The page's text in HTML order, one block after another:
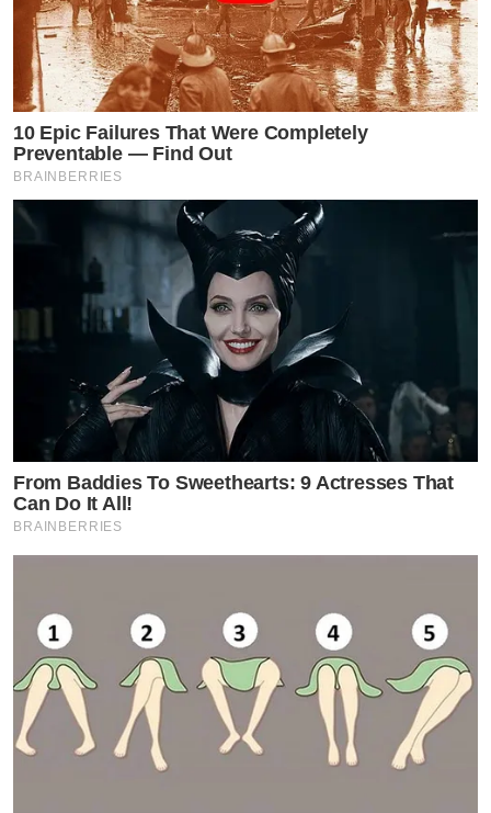
10 Epic Failures That Were Completely
Preventable — Find Out
BRAINBERRIES
From Baddies To Sweethearts: 9 Actresses That
Can Do It All!
BRAINBERRIES